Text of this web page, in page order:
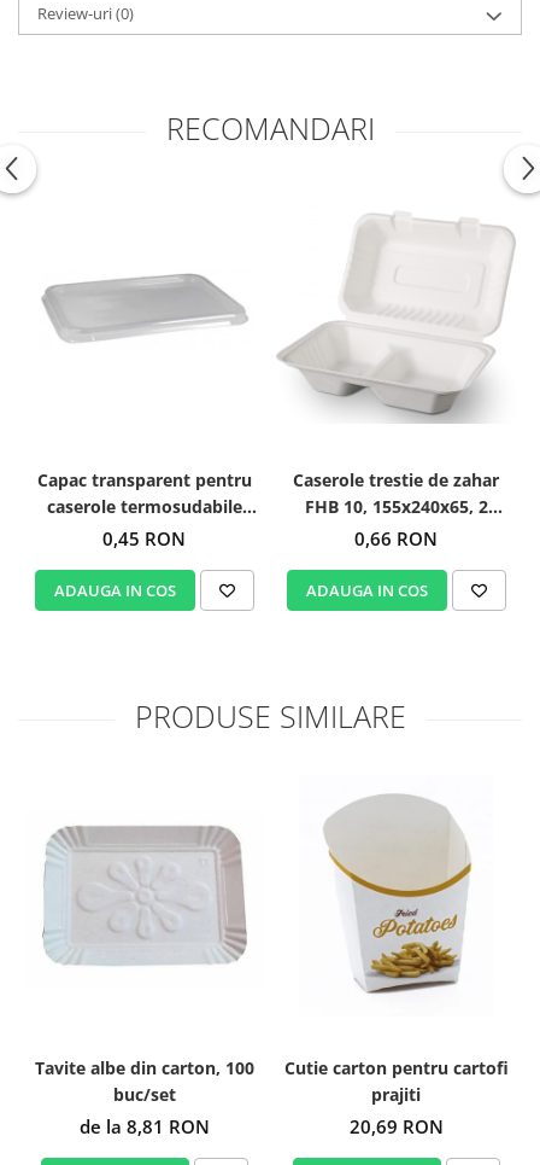
Review-uri(0)
RECOMANDARI
Capac transparent pentru
caserole termosudabile
227x178
0,45 RON
ADAUGA IN COS
Caserole trestie de zahar
FHB 10, 155x240x65, 2
compartimente, 50 buc/set
0,66 RON
ADAUGA IN COS
PRODUSE SIMILARE
Tavite albe din carton, 100
buc/set
de la 8,81 RON
Cutie carton pentru cartofi
prajiti
20,69 RON